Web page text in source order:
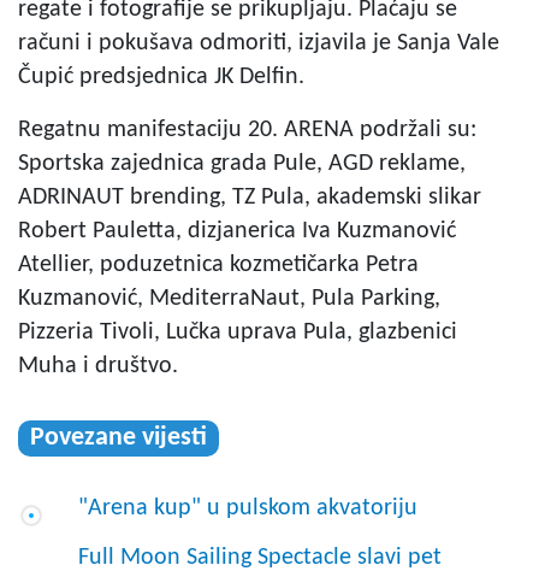
regate i fotografije se prikupljaju. Plaćaju se
računi i pokušava odmoriti, izjavila je Sanja Vale
Čupić predsjednica JK Delfin.
Regatnu manifestaciju 20. ARENA podržali su:
Sportska zajednica grada Pule, AGD reklame,
ADRINAUT brending, TZ Pula, akademski slikar
Robert Pauletta, dizjanerica Iva Kuzmanović
Atellier, poduzetnica kozmetičarka Petra
Kuzmanović, MediterraNaut, Pula Parking,
Pizzeria Tivoli, Lučka uprava Pula, glazbenici
Muha i društvo.
Povezane vijesti
"Arena kup" u pulskom akvatoriju
Full Moon Sailing Spectacle slavi pet